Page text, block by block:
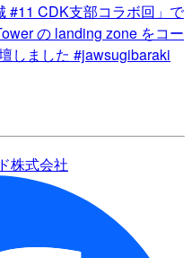
#11 CDK支部コラボ回」で
の landing zone をコー
しました #jawsugibaraki
株式会社